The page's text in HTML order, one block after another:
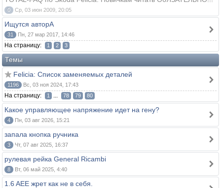
0 Ср, 03 июн 2009, 20:05
Ищутся авторА
31 Пн, 27 мар 2017, 14:46
На страницу: 1 2 3
Темы
Felicia: Список заменяемых деталей
1196 Вс, 03 ноя 2024, 17:43
На страницу: 1 ... 78 79 80
Какое управляющее напряжение идет на гену?
4 Пн, 03 авг 2026, 15:21
запала кнопка ручника
3 Чт, 07 авг 2025, 16:37
рулевая рейка General Ricambi
8 Вт, 06 май 2025, 4:40
1.6 AEE жрет как не в себя.